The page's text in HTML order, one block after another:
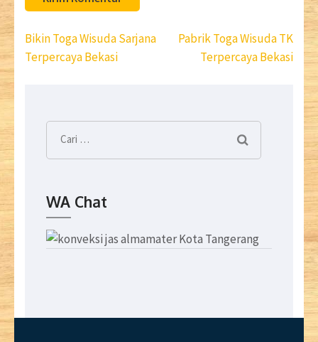
Navigasi
pos
Bikin Toga Wisuda Sarjana
Terpercaya Bekasi
Pabrik Toga Wisuda TK
Terpercaya Bekasi
Cari
untuk:
WA Chat